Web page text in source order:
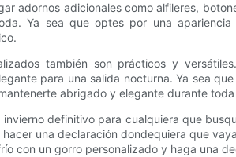
adornos adicionales como alfileres,
Ya sea que optes por una
también son prácticos y
para una salida nocturna. Ya sea
abrigado y elegante durante
definitivo para cualquiera que
una declaración dondequiera que
con un gorro personalizado y haga una